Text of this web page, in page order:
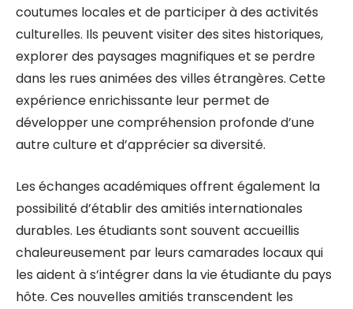
coutumes locales et de participer à des activités
culturelles. Ils peuvent visiter des sites historiques,
explorer des paysages magnifiques et se perdre
dans les rues animées des villes étrangères. Cette
expérience enrichissante leur permet de
développer une compréhension profonde d’une
autre culture et d’apprécier sa diversité.
Les échanges académiques offrent également la
possibilité d’établir des amitiés internationales
durables. Les étudiants sont souvent accueillis
chaleureusement par leurs camarades locaux qui
les aident à s’intégrer dans la vie étudiante du pays
hôte. Ces nouvelles amitiés transcendent les